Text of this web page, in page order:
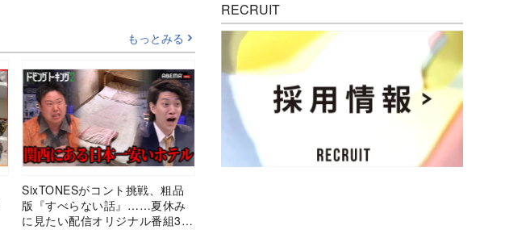
もっとみる
SixTONESがコント挑戦、粗品
版『すべらない話』……夏休み
に見たい配信オリジナル番組3選
RECRUIT